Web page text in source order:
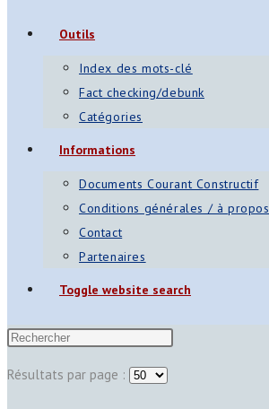
Outils
Index des mots-clé
Fact checking/debunk
Catégories
Informations
Documents Courant Constructif
Conditions générales / à propos
Contact
Partenaires
Toggle website search
Résultats par page :